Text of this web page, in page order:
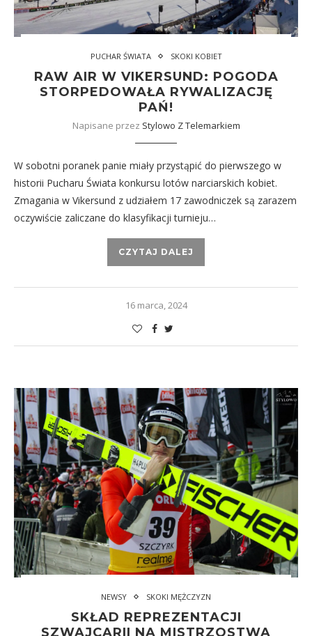
PUCHAR ŚWIATA SKOKI KOBIET
RAW AIR W VIKERSUND: POGODA
STORPEDOWAŁA RYWALIZACJĘ
PAŃ!
Napisane przez Stylowo Z Telemarkiem
W sobotni poranek panie miały przystąpić do pierwszego w
historii Pucharu Świata konkursu lotów narciarskich kobiet.
Zmagania w Vikersund z udziałem 17 zawodniczek są zarazem
oczywiście zaliczane do klasyfikacji turnieju…
CZYTAJ DALEJ
16 marca, 2024
NEWSY SKOKI MĘŻCZYZN
SKŁAD REPREZENTACJI
SZWAJCARII NA MISTRZOSTWA